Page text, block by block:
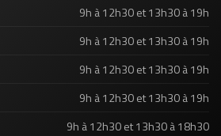
9h à 12h30 et 13h30 à 19h
9h à 12h30 et 13h30 à 19h
9h à 12h30 et 13h30 à 19h
9h à 12h30 et 13h30 à 19h
9h à 12h30 et 13h30 à 18h30